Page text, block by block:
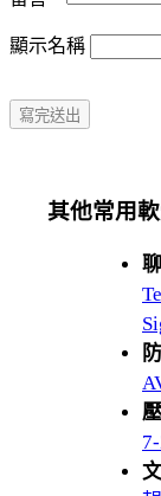
顯示名稱
其他常用